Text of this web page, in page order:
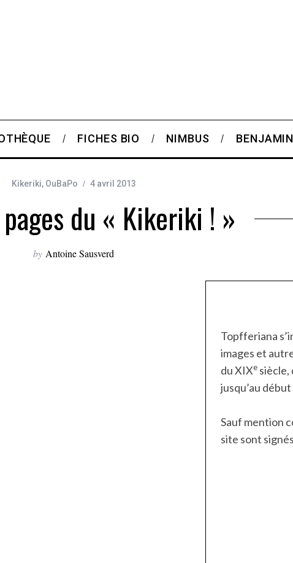
FICHES BIO NIMBUS
Kikeriki, OuBaPo 4 avril 2013
du « Kikeriki ! »
by Antoine Sausverd
Topfferiana
images et
du XIXe
jusqu’au
Sauf mention
site sont